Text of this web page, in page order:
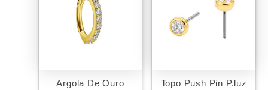
Argola De Ouro
Topo Push Pin P.luz